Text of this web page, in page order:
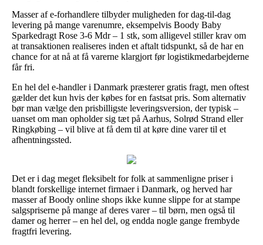
Masser af e-forhandlere tilbyder muligheden for dag-til-dag
levering på mange varenumre, eksempelvis Boody Baby
Sparkedragt Rose 3-6 Mdr – 1 stk, som alligevel stiller krav om
at transaktionen realiseres inden et aftalt tidspunkt, så de har en
chance for at nå at få varerne klargjort før logistikmedarbejderne
får fri.
En hel del e-handler i Danmark præsterer gratis fragt, men oftest
gælder det kun hvis der købes for en fastsat pris. Som alternativ
bør man vælge den prisbilligste leveringsversion, der typisk –
uanset om man opholder sig tæt på Aarhus, Solrød Strand eller
Ringkøbing – vil blive at få dem til at køre dine varer til et
afhentningssted.
Det er i dag meget fleksibelt for folk at sammenligne priser i
blandt forskellige internet firmaer i Danmark, og herved har
masser af Boody online shops ikke kunne slippe for at stampe
salgspriserne på mange af deres varer – til børn, men også til
damer og herrer – en hel del, og endda nogle gange frembyde
fragtfri levering.